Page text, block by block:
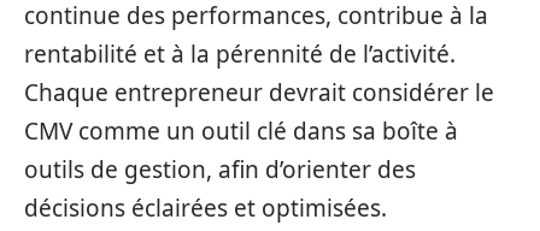
continue des performances, contribue à la
rentabilité et à la pérennité de l’activité.
Chaque entrepreneur devrait considérer le
CMV comme un outil clé dans sa boîte à
outils de gestion, afin d’orienter des
décisions éclairées et optimisées.